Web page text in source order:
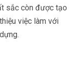
sắc còn được tạo
việc làm với